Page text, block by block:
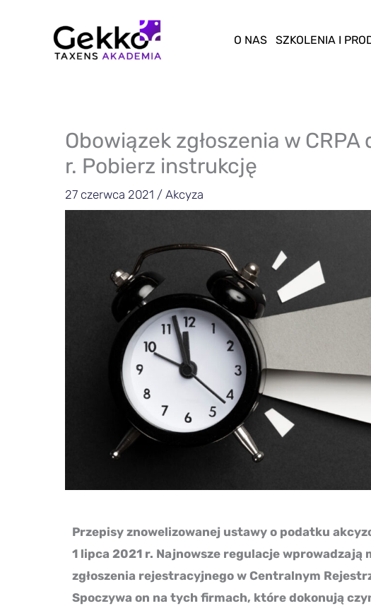
O NAS SZKOLENIA I
Obowiązek zgłoszenia w
r. Pobierz instrukcję
27 czerwca 2021 / Akcyza
Przepisy znowelizowanej ustawy o podatku
1 lipca 2021 r. Najnowsze regulacje wprowadzają
zgłoszenia rejestracyjnego w Centralnym
Spoczywa on na tych firmach, które dokonują